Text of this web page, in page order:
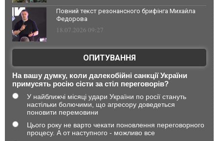
Повний текст резонансного брифінга Михайла
Федорова
18.07.2026 09:27
ОПИТУВАННЯ
На вашу думку, коли далекобійні санкції України
примусять росію сісти за стіл переговорів?
У найближчі місяці удари України по росії стануть
настільки болючими, що агресору доведеться
поновити перемовини
Цього року не варто чекати поновлення переговорного
процесу. А от наступного - можливо все